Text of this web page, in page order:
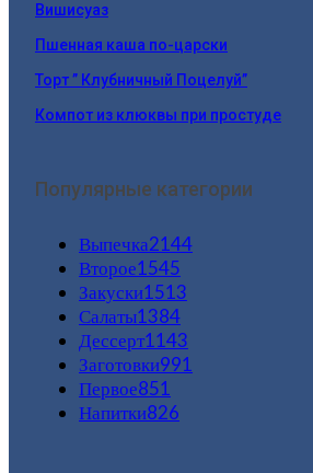
Вишисуаз
Пшенная каша по-царски
Торт ” Клубничный Поцелуй”
Компот из клюквы при простуде
Популярные категории
Выпечка2144
Второе1545
Закуски1513
Салаты1384
Дессерт1143
Заготовки991
Первое851
Напитки826